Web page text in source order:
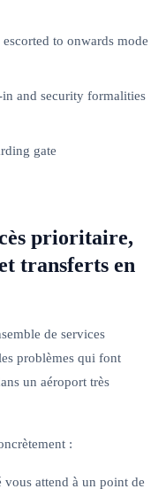
to onwards mode
in and security formalities
gate
prioritaire,
transferts en
de services
problèmes qui font
un aéroport très
:
attend à un point de